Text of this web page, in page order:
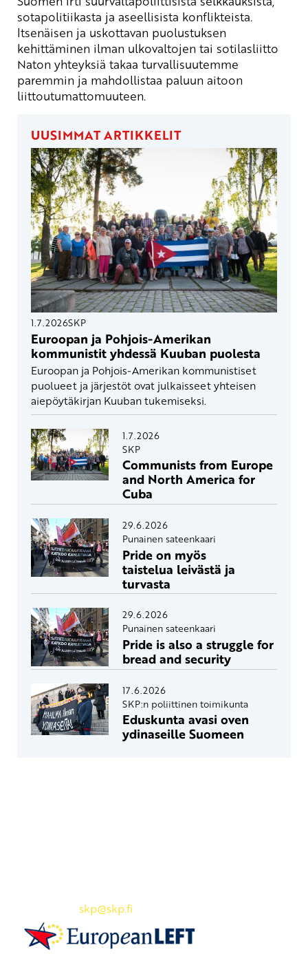
sotapolitiikasta ja aseellisista konflikteista.
Itsenäisen ja uskottavan puolustuksen
kehittäminen ilman ulkovaltojen tai sotilasliitto
Naton yhteyksiä takaa turvallisuutemme
paremmin ja mahdollistaa paluun aitoon
liittoutumattomuuteen.
UUSIMMAT ARTIKKELIT
1.7.2026SKP
Euroopan ja Pohjois-Amerikan
kommunistit yhdessä Kuuban puolesta
Euroopan ja Pohjois-Amerikan kommunistiset
puolueet ja järjestöt ovat julkaisseet yhteisen
aiepöytäkirjan Kuuban tukemiseksi.
1.7.2026
SKP
Communists from Europe
and North America for
Cuba
29.6.2026
Punainen sateenkaari
Pride on myös
taistelua leivästä ja
turvasta
29.6.2026
Punainen sateenkaari
Pride is also a struggle for
bread and security
17.6.2026
SKP:n poliittinen toimikunta
Eduskunta avasi oven
ydinaseille Suomeen
skp@skp.fi